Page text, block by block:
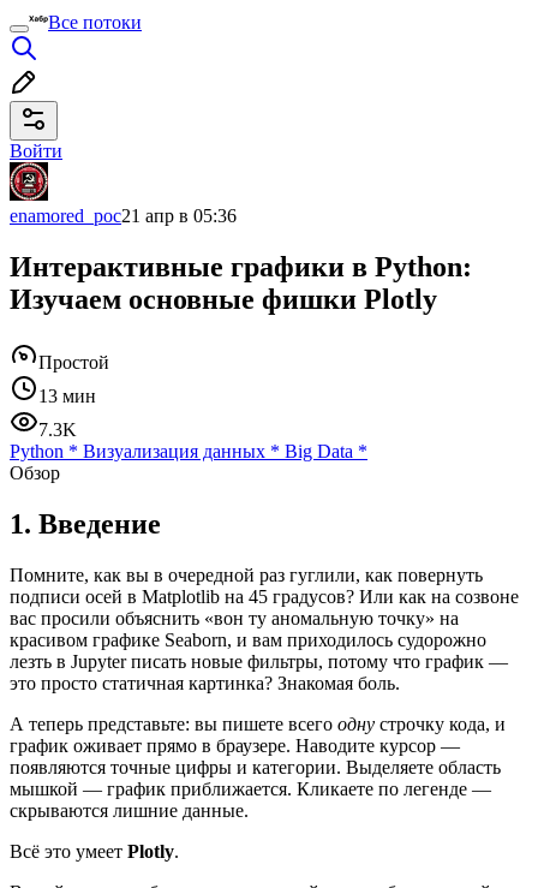
Все потоки
Войти
enamored_poc21 апр в 05:36
Интерактивные графики в Python:
Изучаем основные фишки Plotly
Простой
13 мин
7.3K
Python * Визуализация данных * Big Data *
Обзор
1. Введение
Помните, как вы в очередной раз гуглили, как повернуть
подписи осей в Matplotlib на 45 градусов? Или как на созвоне
вас просили объяснить «вон ту аномальную точку» на
красивом графике Seaborn, и вам приходилось судорожно
лезть в Jupyter писать новые фильтры, потому что график —
это просто статичная картинка? Знакомая боль.
А теперь представьте: вы пишете всего одну строчку кода, и
график оживает прямо в браузере. Наводите курсор —
появляются точные цифры и категории. Выделяете область
мышкой — график приближается. Кликаете по легенде —
скрываются лишние данные.
Всё это умеет Plotly.